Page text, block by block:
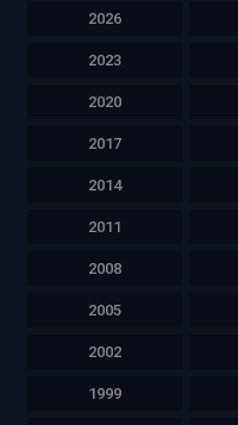
2026
2023
2020
2017
2014
2011
2008
2005
2002
1999